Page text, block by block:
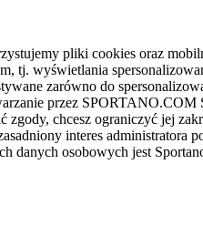
pliki cookies oraz
tj. wyświetlania
zarówno do
przez
zgody, chcesz ograniczyć jej
interes administratora
danych osobowych jest